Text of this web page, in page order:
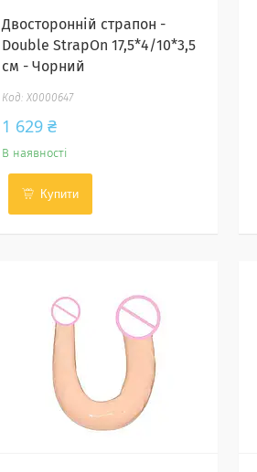
Двосторонній страпон -
Double StrapOn 17,5*4/10*3,5
см - Чорний
X0000647
1 629 ₴
В наявності
Купити